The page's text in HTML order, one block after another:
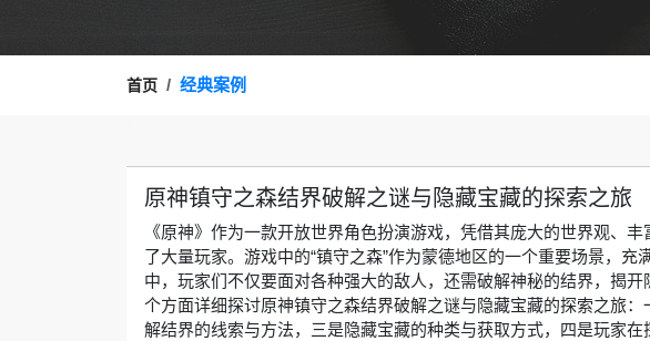
首页 经典案例
原神镇守之森结界破解之谜与隐藏宝藏的探索之旅
《原神》作为一款开放世界角色扮演游戏，凭借其庞大的世界观、
了大量玩家。游戏中的“镇守之森”作为蒙德地区的一个重要场景，充
中，玩家们不仅要面对各种强大的敌人，还需破解神秘的结界，揭
个方面详细探讨原神镇守之森结界破解之谜与隐藏宝藏的探索之旅
解结界的线索与方法，三是隐藏宝藏的种类与获取方式，四是玩家